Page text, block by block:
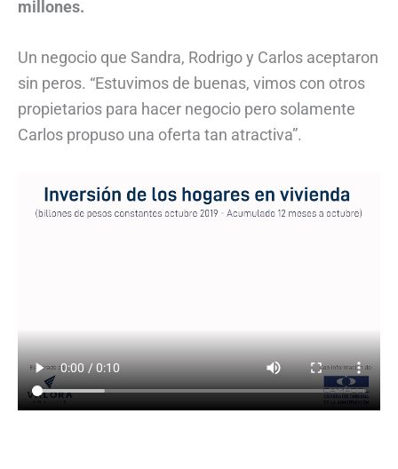
millones.
Un negocio que Sandra, Rodrigo y Carlos aceptaron
sin peros. “Estuvimos de buenas, vimos con otros
propietarios para hacer negocio pero solamente
Carlos propuso una oferta tan atractiva”.